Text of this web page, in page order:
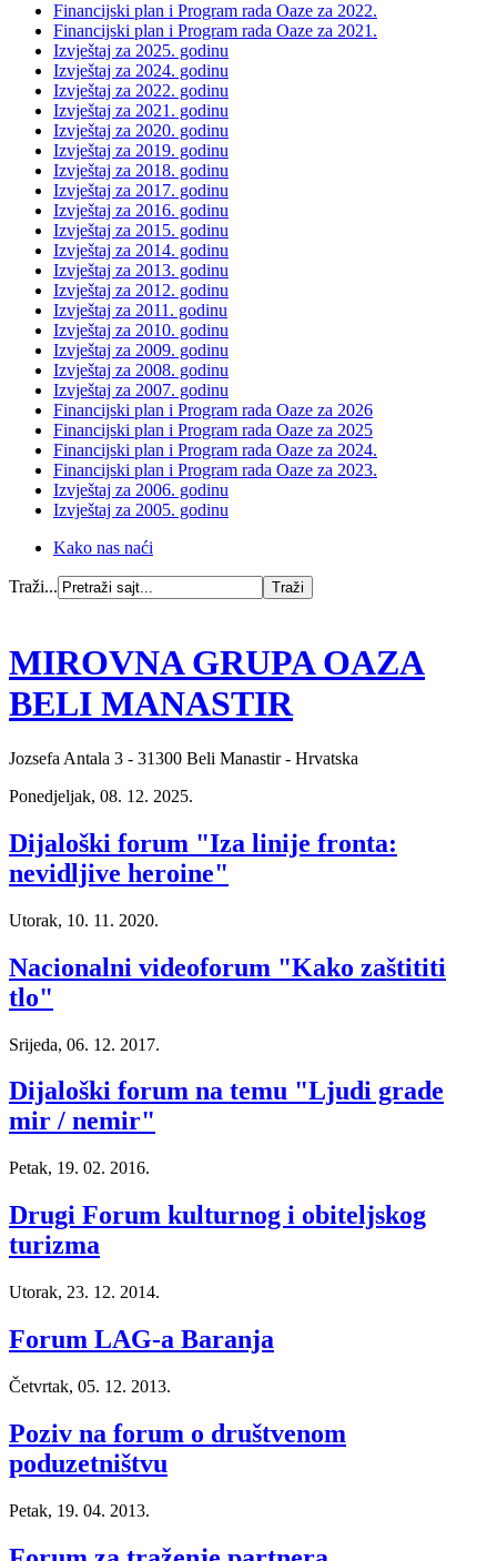
Financijski plan i Program rada Oaze za 2022.
Financijski plan i Program rada Oaze za 2021.
Izvještaj za 2025. godinu
Izvještaj za 2024. godinu
Izvještaj za 2022. godinu
Izvještaj za 2021. godinu
Izvještaj za 2020. godinu
Izvještaj za 2019. godinu
Izvještaj za 2018. godinu
Izvještaj za 2017. godinu
Izvještaj za 2016. godinu
Izvještaj za 2015. godinu
Izvještaj za 2014. godinu
Izvještaj za 2013. godinu
Izvještaj za 2012. godinu
Izvještaj za 2011. godinu
Izvještaj za 2010. godinu
Izvještaj za 2009. godinu
Izvještaj za 2008. godinu
Izvještaj za 2007. godinu
Financijski plan i Program rada Oaze za 2026
Financijski plan i Program rada Oaze za 2025
Financijski plan i Program rada Oaze za 2024.
Financijski plan i Program rada Oaze za 2023.
Izvještaj za 2006. godinu
Izvještaj za 2005. godinu
Kako nas naći
Traži...
MIROVNA GRUPA OAZA
BELI MANASTIR
Jozsefa Antala 3 - 31300 Beli Manastir - Hrvatska
Ponedjeljak, 08. 12. 2025.
Dijaloški forum "Iza linije fronta:
nevidljive heroine"
Utorak, 10. 11. 2020.
Nacionalni videoforum "Kako zaštititi
tlo"
Srijeda, 06. 12. 2017.
Dijaloški forum na temu "Ljudi grade
mir / nemir"
Petak, 19. 02. 2016.
Drugi Forum kulturnog i obiteljskog
turizma
Utorak, 23. 12. 2014.
Forum LAG-a Baranja
Četvrtak, 05. 12. 2013.
Poziv na forum o društvenom
poduzetništvu
Petak, 19. 04. 2013.